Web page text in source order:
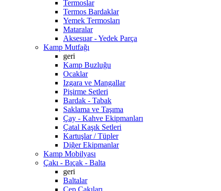
Termoslar
Termos Bardaklar
Yemek Termosları
Mataralar
Aksesuar - Yedek Parça
Kamp Mutfağı
geri
Kamp Buzluğu
Ocaklar
Izgara ve Mangallar
Pişirme Setleri
Bardak - Tabak
Saklama ve Taşıma
Çay - Kahve Ekipmanları
Çatal Kaşık Setleri
Kartuşlar / Tüpler
Diğer Ekipmanlar
Kamp Mobilyası
Çakı - Bıçak - Balta
geri
Baltalar
Cep Çakıları